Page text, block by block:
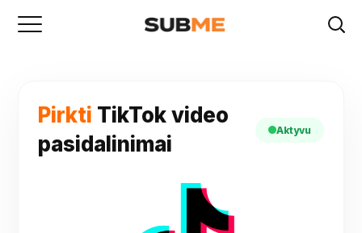
Pirkti TikTok video
pasidalinimai
Aktyvu